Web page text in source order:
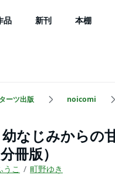
品 新刊 本棚
ーツ出版 noicomi
なじみからの
冊版）
うこ
町野ゆき